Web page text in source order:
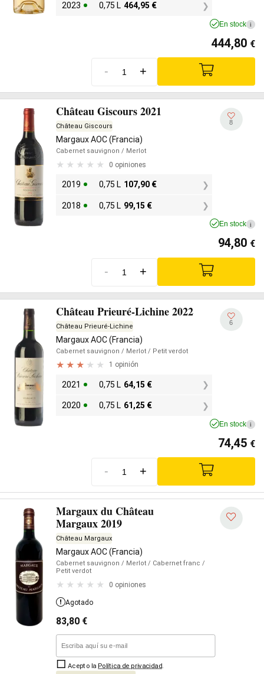
2023 0,75 L 464,95 €
En stock i
444,80 €
- +
Château Giscours 2021
Château Giscours
Margaux AOC (Francia)
Cabernet sauvignon / Merlot
0 opiniones
2019 0,75 L 107,90 €
2018 0,75 L 99,15 €
8
En stock i
94,80 €
- +
Château Prieuré-Lichine 2022
Château Prieuré-Lichine
Margaux AOC (Francia)
Cabernet sauvignon / Merlot / Petit verdot
1 opinión
2021 0,75 L 64,15 €
2020 0,75 L 61,25 €
6
En stock i
74,45 €
- +
Margaux du Château
Margaux 2019
Château Margaux
Margaux AOC (Francia)
Cabernet sauvignon / Merlot / Cabernet franc /
Petit verdot
0 opiniones
Agotado
83,80 €
Acepto la Política de privacidad